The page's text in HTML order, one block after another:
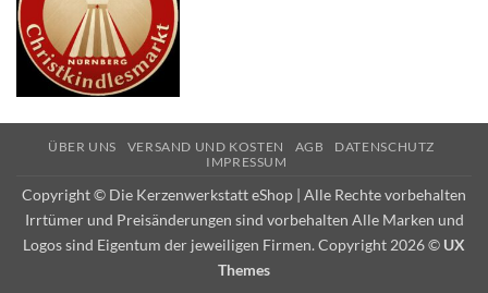
ÜBER UNS VERSAND UND KOSTEN AGB
DATENSCHUTZ
IMPRESSUM
Copyright © Die Kerzenwerkstatt eShop | Alle Rechte vorbehalten
Irrtümer und Preisänderungen sind vorbehalten Alle Marken und
Logos sind Eigentum der jeweiligen Firmen. Copyright 2026 © UX
Themes